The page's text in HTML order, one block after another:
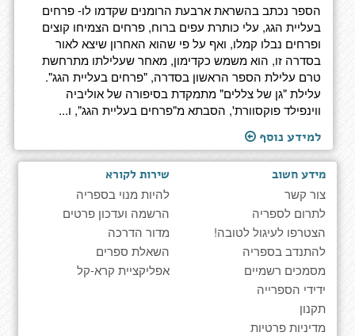
הספר נכתב בהשראת ארבעת הרומנים שקדמו לו- פרחים
בעליית הגג, עלי כותרת עפים ברוח, פרחים הצמיחו קוצים
ופרחים נבלו קמלו, ואף על פי שהוא האחרון שיצא לאור
בסדרה זו, הוא משמש כקדימון, מאחר שעלילתו מתרחשת
טרם עלילת הספר הראשון בסדרה, "פרחים בעליית הגג".
עלילת "גן של צללים" מתמקדת בסיפורה של אוליביה
ווינפילד פוקסוורת', הסבתא מ"פרחים בעליית הגג", ו...
למידע נוסף
מידע חשוב
צור קשר
לתרום לספריה
הצטרפו לעיגול לטובה!
להתנדב בספריה
מסמכים רשמיים
ידידי הספרייה
תקנון
מדיניות פרטיות
שירות לקורא
להיות מנוי בספריה
הרשמה ועדכון פרטים
מדור הדרכה
השאלת ספרים
אפליקציית קרא-קל